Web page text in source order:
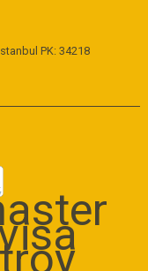
PK: 34218